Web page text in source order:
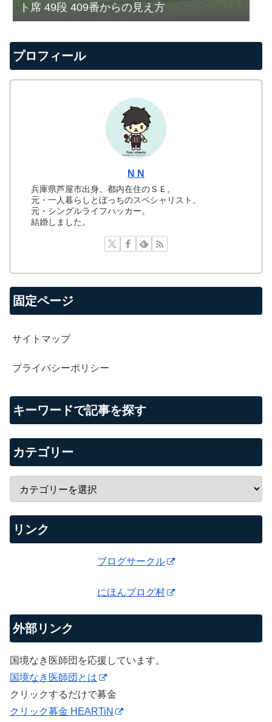
ト席 49段 409番からの見え方
プロフィール
N N
兵庫県芦屋市出身。都内在住のＳＥ。
元・一人暮らしとぼっちのスペシャリスト。
元・シングルライフハッカー。
結婚しました。
固定ページ
サイトマップ
プライバシーポリシー
キーワードで記事を探す
カテゴリー
リンク
ブログサークル
にほんブログ村
外部リンク
国境なき医師団を応援しています。
国境なき医師団とは
クリックするだけで募金
クリック募金 HEARTiN